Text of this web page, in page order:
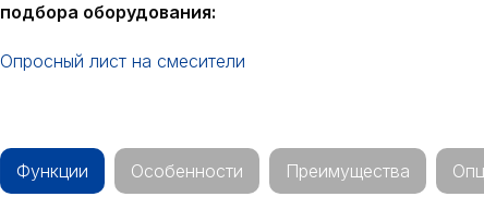
подбора оборудования:
Опросный лист на смесители
Функции Особенности Преимущества